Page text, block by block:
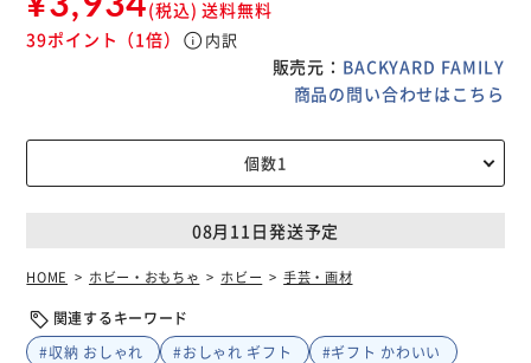
(税込) 送料無料
39ポイント （1倍） info内訳
販売元： BACKYARD FAMILY
商品の問い合わせはこちら
08月11日発送予定
HOME ホビー・おもちゃ ホビー 手芸・画材
関連するキーワード
#収納 おしゃれ
#おしゃれ ギフト
#ギフト かわいい